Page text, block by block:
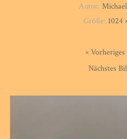
Autor:
Größe: 1024
«
Nächstes